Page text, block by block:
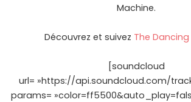
Machine.
Découvrez et suivez The
[soundcloud
url= »https://api.soundcloud.com/
params=